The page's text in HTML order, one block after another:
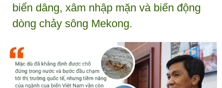
biển dâng, xâm nhập mặn và biến động
dòng chảy sông Mekong.